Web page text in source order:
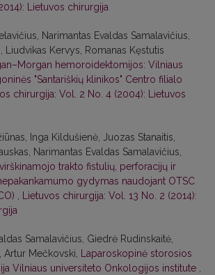
Lietuvos chirurgija
Narimantas Evaldas Samalavičius,
Liudvikas Kervys, Romanas Kęstutis
hemoroidektomijos: Vilniaus
"Santariškių klinikos" Centro filialo
chirurgija: Vol. 2 No. 4 (2004): Lietuvos
Inga Kildušienė, Juozas Stanaitis,
Narimantas Evaldas Samalavičius,
trakto fistulių, perforacijų ir
gydymas naudojant OTSC
Lietuvos chirurgija: Vol. 13 No. 2 (2014):
Samalavičius, Giedrė Rudinskaitė,
Mečkovski,
Laparoskopinė storosios
Vilniaus universiteto Onkologijos institute